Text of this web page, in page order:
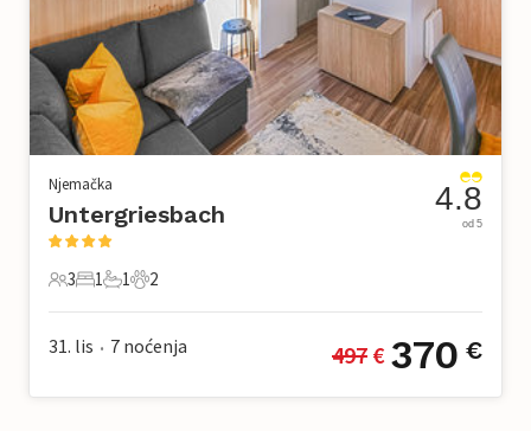
Njemačka
Untergriesbach
3 Gosti
3
1 Spavaća soba
1
1 Kupaonica
1
2 Kućni ljubimac
2
4.8
od 5
31. lis • 7 noćenja 497 € 370 €